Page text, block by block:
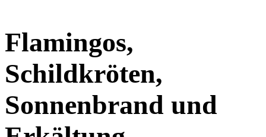
Flamingos,
Schildkröten,
Sonnenbrand und